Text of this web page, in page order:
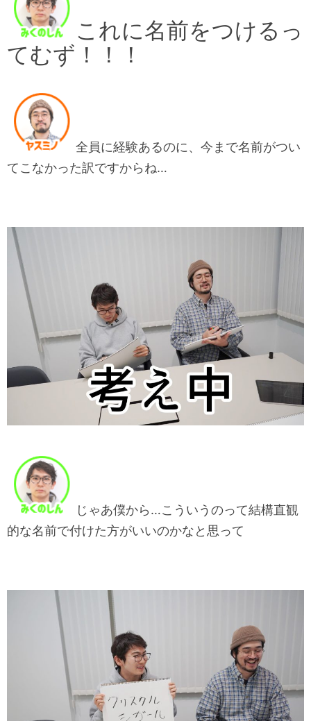
これに名前をつけるっ
てむず！！！
全員に経験あるのに、今まで名前がつい
てこなかった訳ですからね…
じゃあ僕から…こういうのって結構直観
的な名前で付けた方がいいのかなと思って